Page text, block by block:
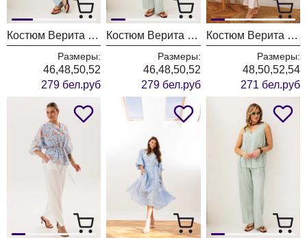
Костюм Верита 2463-1 голубой
Размеры:
46,48,50,52
279 бел.руб
Костюм Верита 2463-1 бирюзовый
Размеры:
46,48,50,52
279 бел.руб
Костюм Верита 2467 неоновый
Размеры:
48,50,52,54
271 бел.руб